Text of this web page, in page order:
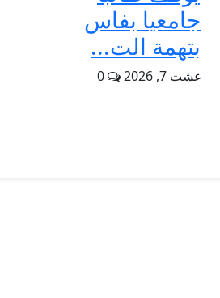
جامعيا بفاس
بتهمة الت...
غشت 7, 2026